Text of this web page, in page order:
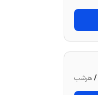
/هرشب